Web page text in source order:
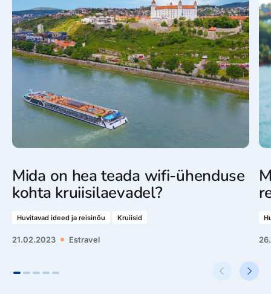
Mida on hea teada wifi-ühenduse
kohta kruiisilaevadel?
Huvitavad ideed ja reisinõu Kruiisid
21.02.2023 Estravel